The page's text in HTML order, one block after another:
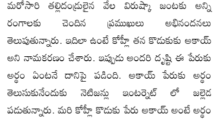
మరోసారి తల్లిదండ్రులైన వేల విరుష్కా జంటకు అన్ని
రంగాలకు చెందిన ప్రముఖులు అభినందనలు
తెలుపుతున్నారు. ఇదిలా ఉంటే కోహ్లీ తన కొడుకుకు అకాయ్
అని నామకరణం చేశారు. ఇప్పుడు అందరి దృష్టి ఈ పేరుకు
అర్థం ఏంటనే దానిపై పడింది. అకాయ్ పేరుకు అర్థం
తెలుసుకునేందుకు నెటిజన్లు ఇంటర్నెట్ లో జల్లెడ
పడుతున్నారు. మరి కోహ్లీ కొడుకు పేరు అకాయ్ అంటే అర్థం